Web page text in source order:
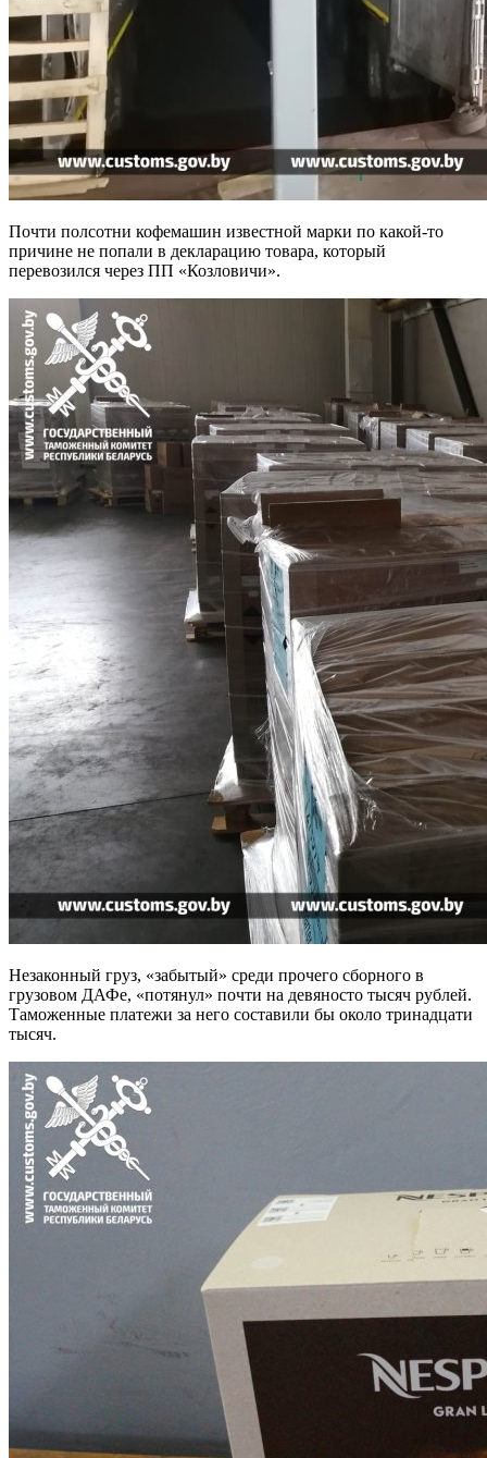
Почти полсотни кофемашин известной марки по какой-то
причине не попали в декларацию товара, который
перевозился через ПП «Козловичи».
Незаконный груз, «забытый» среди прочего сборного в
грузовом ДАФе, «потянул» почти на девяносто тысяч рублей.
Таможенные платежи за него составили бы около тринадцати
тысяч.